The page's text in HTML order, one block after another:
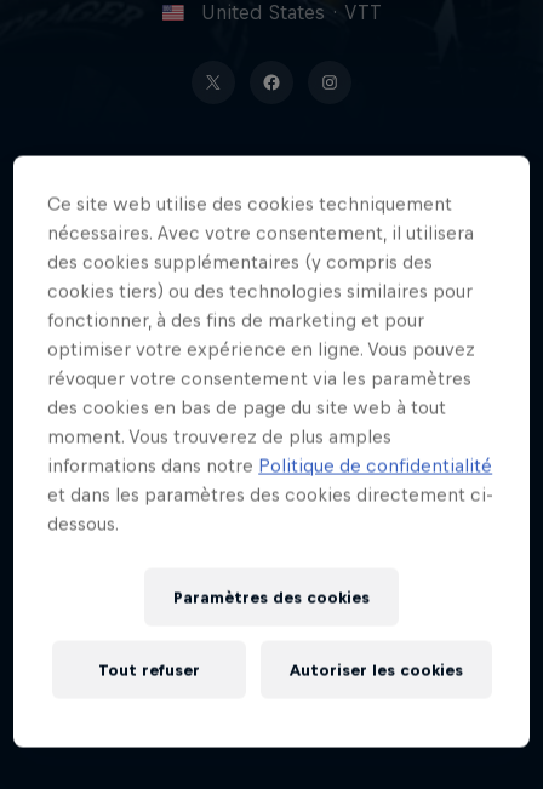
United States · VTT
Date de naissance
24 Décembre 1987
LIEU DE NAISSANCE
Californie aux États-Unis
Âge
Nationalité
United States
Ce site web utilise des cookies techniquement
nécessaires. Avec votre consentement, il utilisera
des cookies supplémentaires (y compris des
cookies tiers) ou des technologies similaires pour
fonctionner, à des fins de marketing et pour
optimiser votre expérience en ligne. Vous pouvez
révoquer votre consentement via les paramètres
des cookies en bas de page du site web à tout
moment. Vous trouverez de plus amples
informations dans notre Politique de confidentialité
et dans les paramètres des cookies directement ci-
dessous.
Paramètres des cookies
Tout refuser Autoriser les cookies